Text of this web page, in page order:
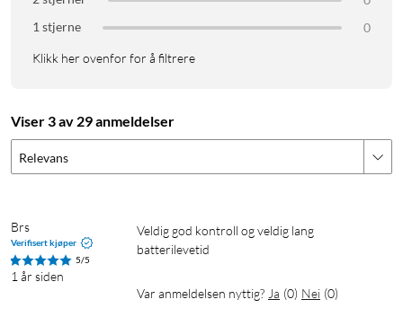
Kompatibilitet SteamOS Holo: 3.4 og nyere
Kompatibilitet macOS: 13.2 og nyere
Batteritid: 22 timer
Vekt: 228 g
Leveres med: USB-kabel, ladestasjon og 2,4 GHz-adapter
1 stjerne
0
Klikk her ovenfor for å filtrere
Viser 3 av 29 anmeldelser
Relevans
Brs
Verifisert kjøper
5/5
1 år siden
Veldig god kontroll og veldig lang
batterilevetid
Var anmeldelsen nyttig? Ja (0) Nei (0)